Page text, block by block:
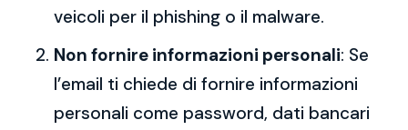
veicoli per il phishing o il malware.
Non fornire informazioni personali: Se
l’email ti chiede di fornire informazioni
personali come password, dati bancari